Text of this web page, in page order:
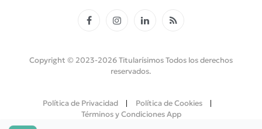
FacebookInstagramLinkedInRSS
Copyright © 2023-2026 Titularísimos Todos los derechos
reservados.
Política de Privacidad
Política de Cookies
Términos y Condiciones App